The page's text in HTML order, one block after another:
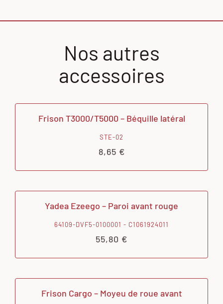
Nos autres
accessoires
Frison T3000/T5000 – Béquille latéral
STE-02
8,65 €
Yadea Ezeego – Paroi avant rouge
64109-DVF5-0100001 - C1061924011
55,80 €
Frison Cargo – Moyeu de roue avant